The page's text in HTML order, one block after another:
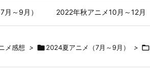
月～9月） 2022年秋アニメ10月～12月
メ感想 > 2024夏アニメ（7月～9月） > 